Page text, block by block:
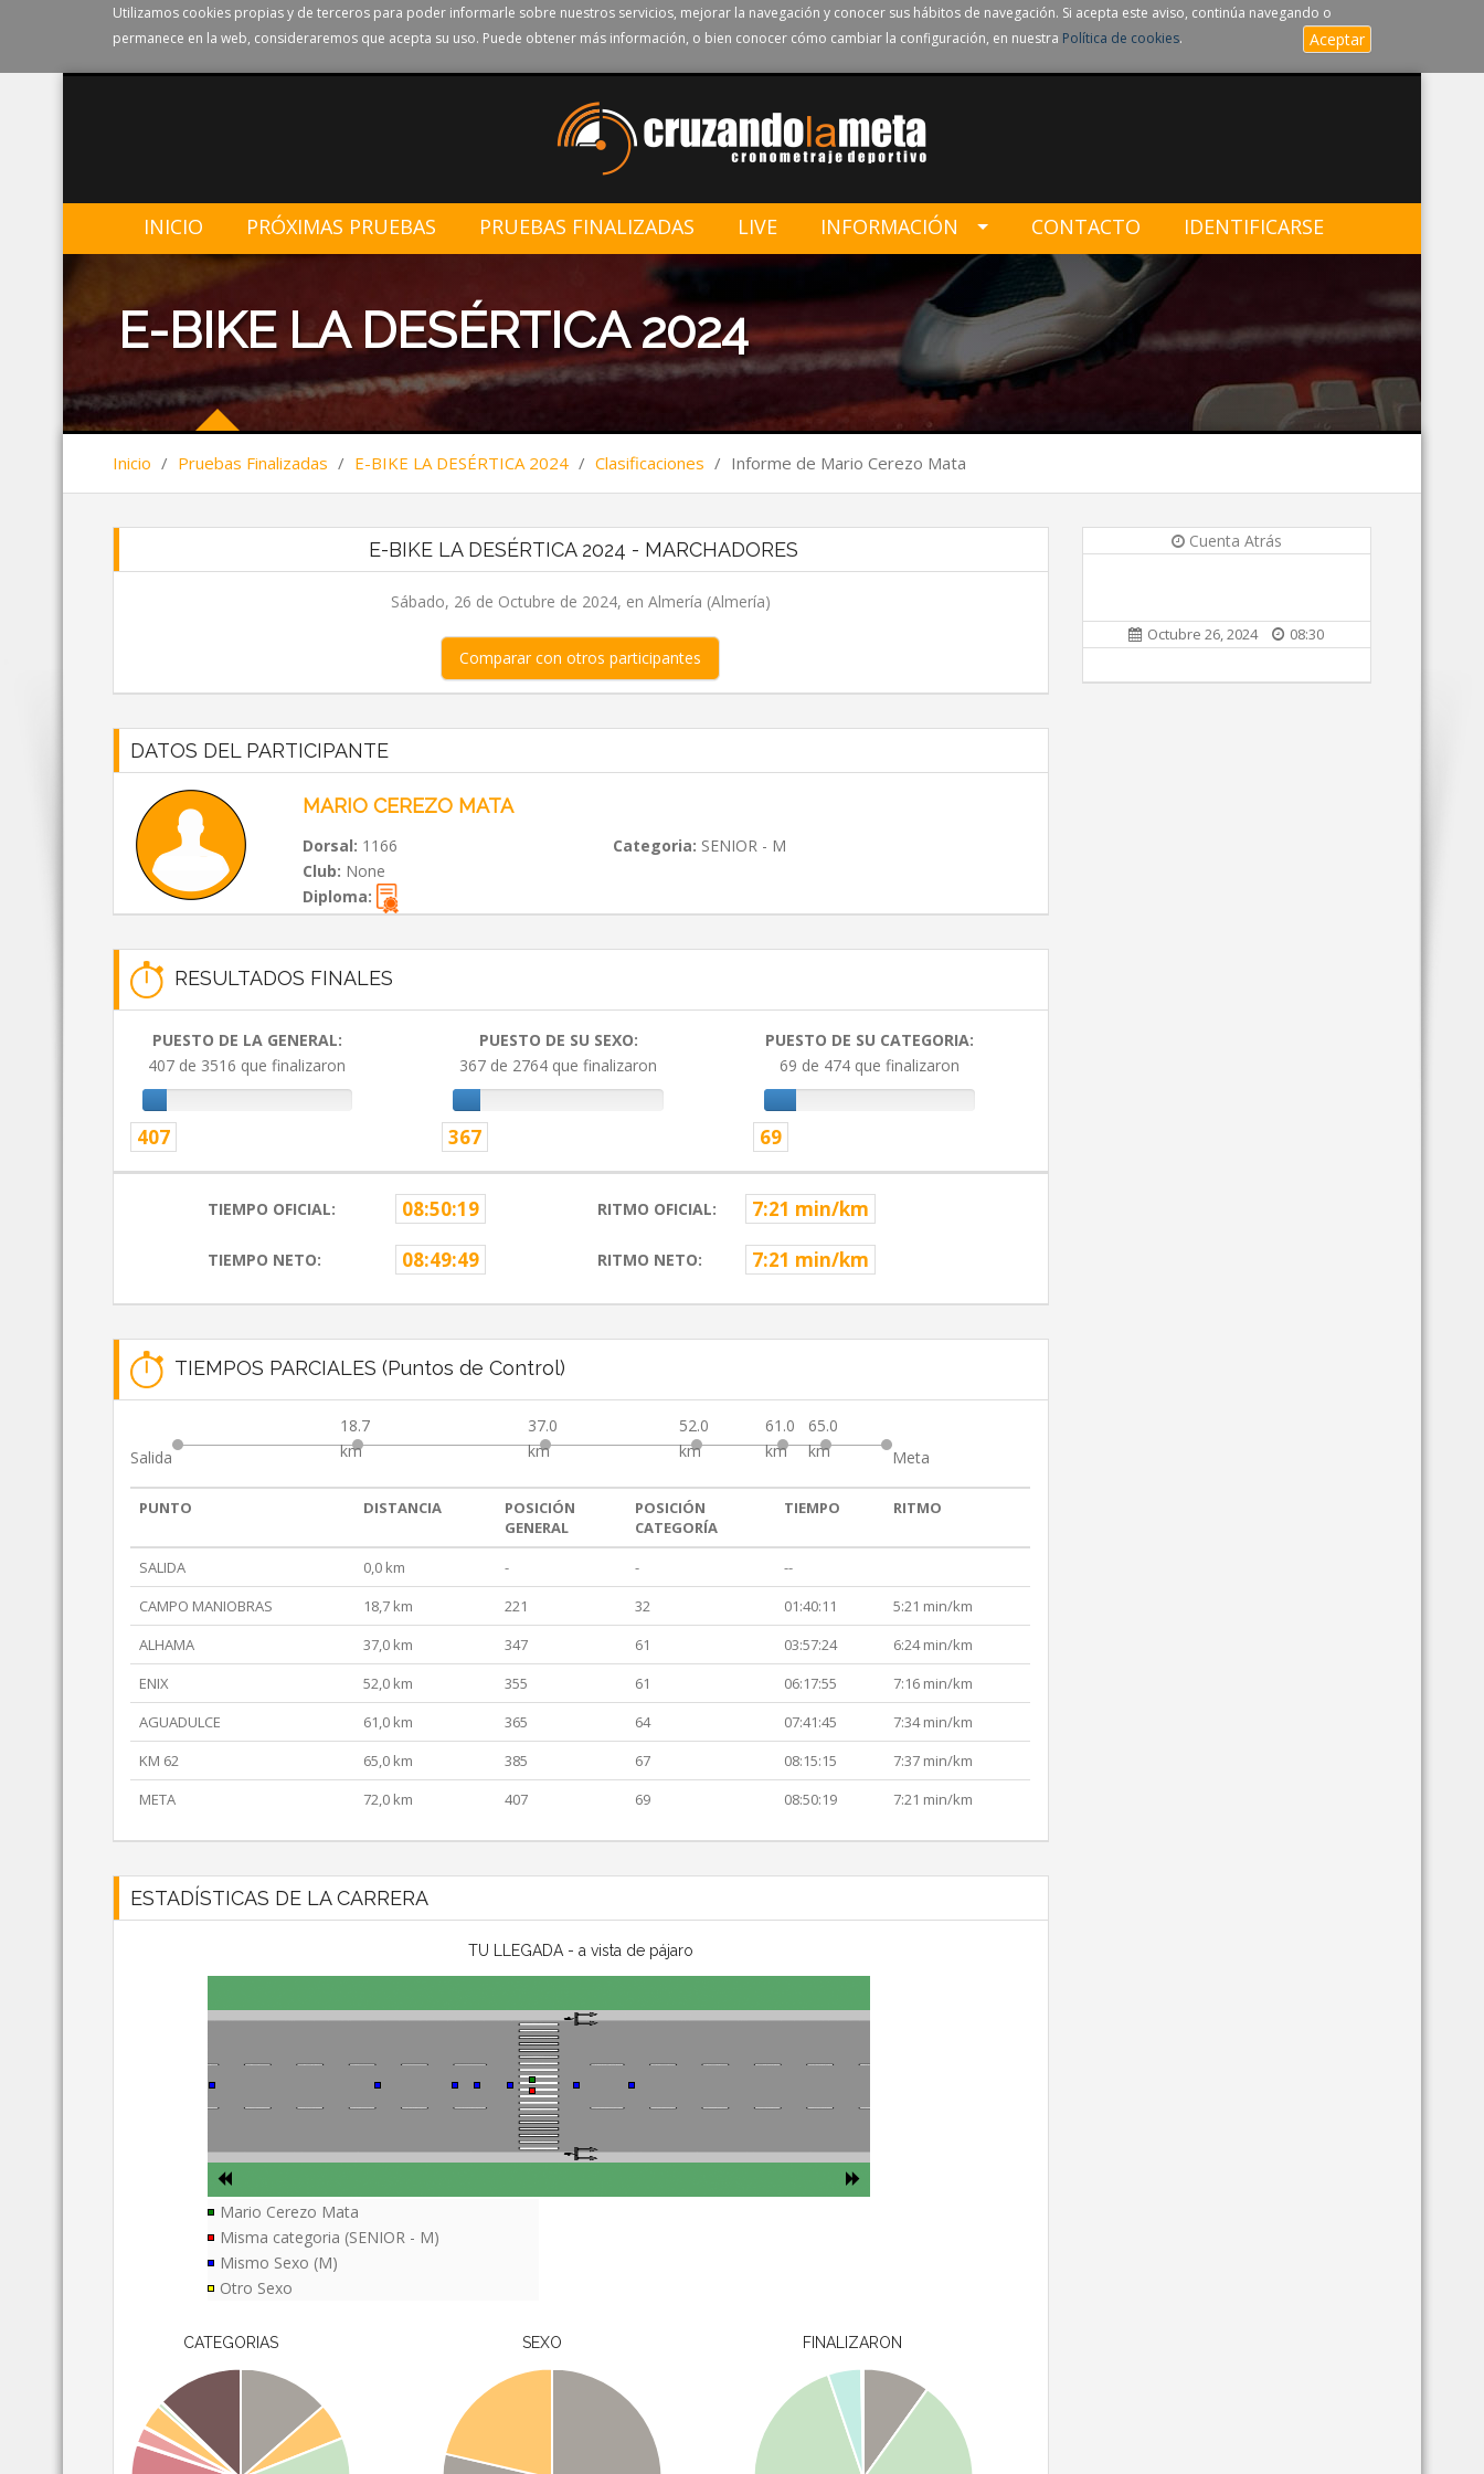
Utilizamos cookies propias y de terceros para poder informarle sobre nuestros servicios, mejorar la navegación y conocer sus hábitos de navegación. Si acepta este aviso, continúa navegando o
permanece en la web, consideraremos que acepta su uso. Puede obtener más información, o bien conocer cómo cambiar la configuración, en nuestra Política de cookies. Aceptar
INICIO PRÓXIMAS PRUEBAS PRUEBAS FINALIZADAS LIVE INFORMACIÓN CONTACTO IDENTIFICARSE
E-BIKE LA DESÉRTICA 2024
Inicio / Pruebas Finalizadas / E-BIKE LA DESÉRTICA 2024 / Clasificaciones / Informe de Mario Cerezo Mata
E-BIKE LA DESÉRTICA 2024 - MARCHADORES
Sábado, 26 de Octubre de 2024, en Almería (Almería)
Comparar con otros participantes
DATOS DEL PARTICIPANTE
MARIO CEREZO MATA
Dorsal: 1166 Categoria: SENIOR - M
Club: None
Diploma:
RESULTADOS FINALES
PUESTO DE LA GENERAL:
407 de 3516 que finalizaron
407
PUESTO DE SU SEXO:
367 de 2764 que finalizaron
367
PUESTO DE SU CATEGORIA:
69 de 474 que finalizaron
69
TIEMPO OFICIAL: 08:50:19 RITMO OFICIAL: 7:21 min/km
TIEMPO NETO: 08:49:49 RITMO NETO: 7:21 min/km
TIEMPOS PARCIALES (Puntos de Control)
Salida
18.7
km
37.0
km
52.0
km
61.0
km
65.0
km
Meta
PUNTO DISTANCIA
POSICIÓN
GENERAL
POSICIÓN
CATEGORÍA
TIEMPO RITMO
SALIDA 0,0 km - -
--
CAMPO MANIOBRAS
18,7 km 221 32 01:40:11
5:21 min/km
ALHAMA
37,0 km 347 61 03:57:24
6:24 min/km
ENIX
52,0 km 355 61 06:17:55
7:16 min/km
AGUADULCE
61,0 km 365 64 07:41:45
7:34 min/km
KM 62
65,0 km 385 67 08:15:15
7:37 min/km
META
72,0 km 407 69 08:50:19 7:21 min/km
ESTADÍSTICAS DE LA CARRERA
TU LLEGADA - a vista de pájaro
Mario Cerezo Mata
Misma categoria (SENIOR - M)
Mismo Sexo (M)
Otro Sexo
CATEGORIAS SEXO FINALIZARON
Cuenta Atrás
Octubre 26, 2024 08:30